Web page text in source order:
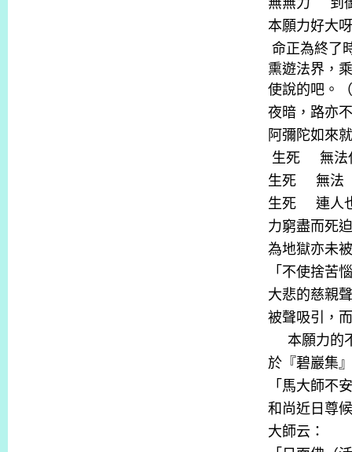
無無力
到
本願力好大
命正為終了
熏遊法界，
使說的吧。
夜暗，路亦
阿彌陀如來
生死
無法
生死
無法
生死
連人
力窮盡而死
為地獄亦未
「不使捨苦
大悲的慈親
被聲吸引，
本願力的
於『碧巖集
「馬大師不安
和尚近日尊
大師云：